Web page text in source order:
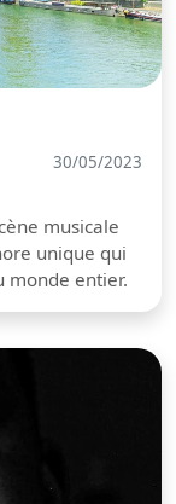
30/05/2023
musicale
unique qui
monde entier.